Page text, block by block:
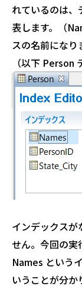
れているのは、
表します。（
スの名前になり
（以下 Person
インデックス
せん。今回の実
Names という
いうことが分か